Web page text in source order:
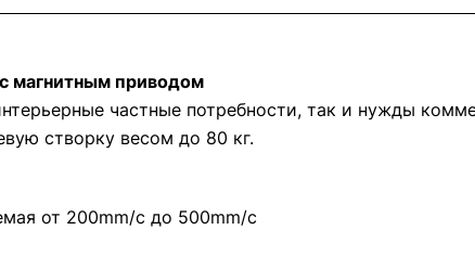
магнитным приводом
частные потребности, так и нужды
створку весом до 80 кг.
от 200mm/с до 500mm/с